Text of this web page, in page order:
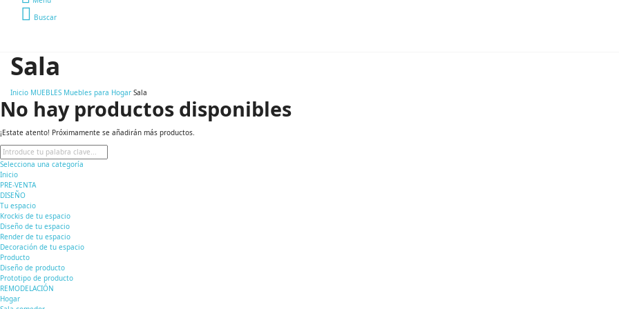
Buscar
Sala
Inicio MUEBLES Muebles para Hogar Sala
No hay productos disponibles
¡Estate atento! Próximamente se añadirán más productos.
Selecciona una categoría
Inicio
PRE-VENTA
DISEÑO
Tu espacio
Krockis de tu espacio
Diseño de tu espacio
Render de tu espacio
Decoración de tu espacio
Producto
Diseño de producto
Prototipo de producto
REMODELACIÓN
Hogar